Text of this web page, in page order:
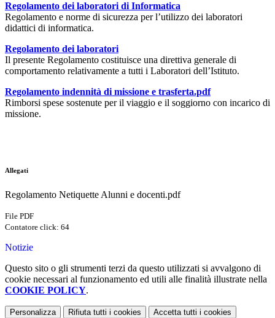
Regolamento dei laboratori di Informatica
Regolamento e norme di sicurezza per l’utilizzo dei laboratori
didattici di informatica.
Regolamento dei laboratori
Il presente Regolamento costituisce una direttiva generale di
comportamento relativamente a tutti i Laboratori dell’Istituto.
Regolamento indennità di missione e trasferta.pdf
Rimborsi spese sostenute per il viaggio e il soggiorno con incarico di
missione.
Allegati
Regolamento Netiquette Alunni e docenti.pdf
File PDF
Contatore click: 64
Notizie
Questo sito o gli strumenti terzi da questo utilizzati si avvalgono di
cookie necessari al funzionamento ed utili alle finalità illustrate nella
COOKIE POLICY.
Personalizza Rifiuta tutti i cookies Accetta tutti i cookies